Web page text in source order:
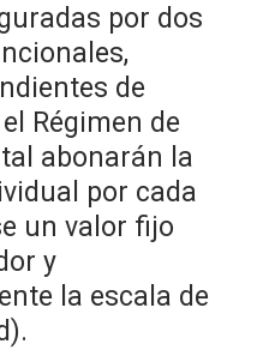
por dos
de
Régimen de
abonarán la
por cada
un valor fijo
y
la escala de